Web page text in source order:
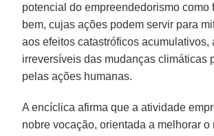
potencial do empreendedorismo como
bem, cujas ações podem servir para
aos efeitos catastróficos acumulativos,
irreversíveis das mudanças climáticas
pelas ações humanas.
A encíclica afirma que a atividade
nobre vocação, orientada a melhorar o